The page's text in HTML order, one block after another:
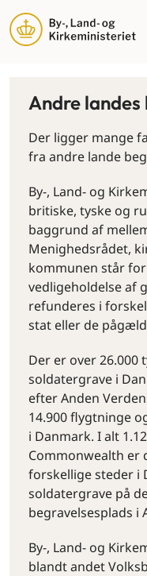
Andre
Der ligger mange
fra andre lande
By-, Land- og
britiske, tyske og
baggrund af
Menighedsrådet,
kommunen står
vedligeholdelse af
refunderes i
stat eller de
Der er over 26.000
soldatergrave i
efter Anden
14.900 flygtninge
i Danmark. I alt
Commonwealth er
forskellige steder i
soldatergrave på
begravelsesplads i
By-, Land- og
blandt andet